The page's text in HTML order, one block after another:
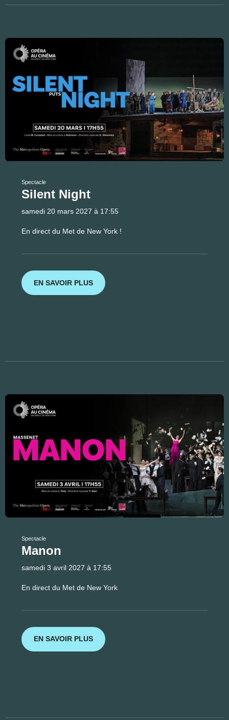
Spectacle
Silent Night
samedi 20 mars 2027 à 17:55
En direct du Met de New York !
EN SAVOIR PLUS
Spectacle
Manon
samedi 3 avril 2027 à 17:55
En direct du Met de New York
EN SAVOIR PLUS